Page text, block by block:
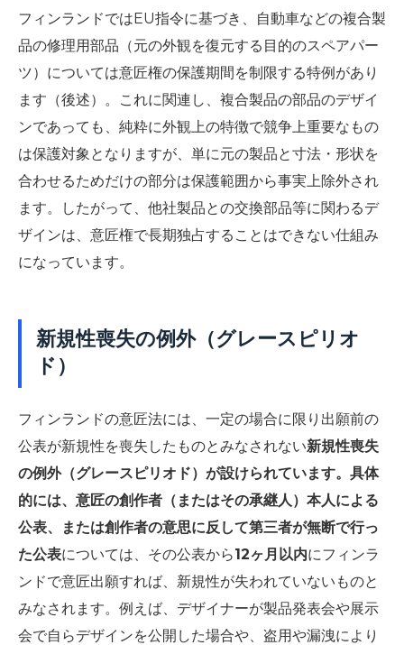
フィンランドではEU指令に基づき、自動車などの複合製
品の修理用部品（元の外観を復元する目的のスペアパー
ツ）については意匠権の保護期間を制限する特例があり
ます（後述）。これに関連し、複合製品の部品のデザイ
ンであっても、純粋に外観上の特徴で競争上重要なもの
は保護対象となりますが、単に元の製品と寸法・形状を
合わせるためだけの部分は保護範囲から事実上除外され
ます。したがって、他社製品との交換部品等に関わるデ
ザインは、意匠権で長期独占することはできない仕組み
になっています。
新規性喪失の例外（グレースピリオ
ド）
フィンランドの意匠法には、一定の場合に限り出願前の
公表が新規性を喪失したものとみなされない新規性喪失
の例外（グレースピリオド）が設けられています。具体
的には、意匠の創作者（またはその承継人）本人による
公表、または創作者の意思に反して第三者が無断で行っ
た公表については、その公表から12ヶ月以内にフィンラ
ンドで意匠出願すれば、新規性が失われていないものと
みなされます。例えば、デザイナーが製品発表会や展示
会で自らデザインを公開した場合や、盗用や漏洩により